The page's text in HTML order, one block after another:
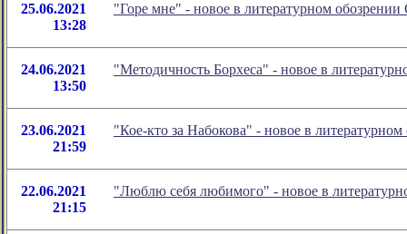
25.06.2021
13:28
"Горе мне" - новое в литературном
24.06.2021
13:50
"Методичность Борхеса" - новое в
23.06.2021
21:59
"Кое-кто за Набокова" - новое в
22.06.2021
21:15
"Люблю себя любимого" - новое в